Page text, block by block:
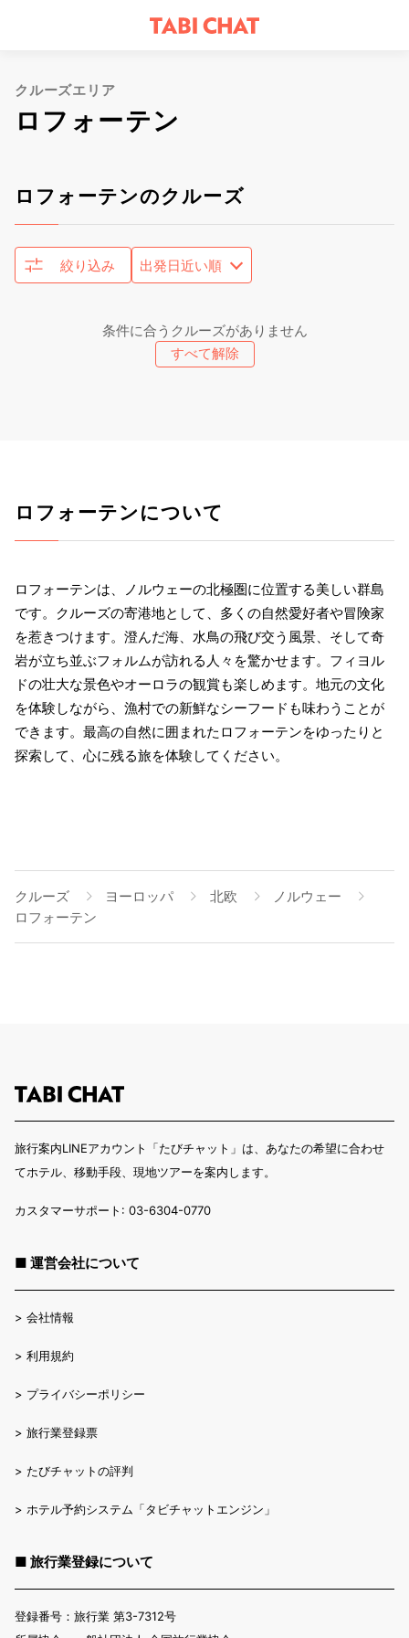
クルーズエリア
ロフォーテン
ロフォーテンのクルーズ
絞り込み
条件に合うクルーズがありません
すべて解除
ロフォーテンについて
ロフォーテンは、ノルウェーの北極圏に位置する美しい群島
です。クルーズの寄港地として、多くの自然愛好者や冒険家
を惹きつけます。澄んだ海、水鳥の飛び交う風景、そして奇
岩が立ち並ぶフォルムが訪れる人々を驚かせます。フィヨル
ドの壮大な景色やオーロラの観賞も楽しめます。地元の文化
を体験しながら、漁村での新鮮なシーフードも味わうことが
できます。最高の自然に囲まれたロフォーテンをゆったりと
探索して、心に残る旅を体験してください。
クルーズ ヨーロッパ 北欧
ノルウェー
ロフォーテン
旅行案内LINEアカウント「たびチャット」は、あなたの希望に合わせ
てホテル、移動手段、現地ツアーを案内します。
カスタマーサポート: 03-6304-0770
■ 運営会社について
> 会社情報
> 利用規約
> プライバシーポリシー
> 旅行業登録票
> たびチャットの評判
> ホテル予約システム「タビチャットエンジン」
■ 旅行業登録について
登録番号：旅行業 第3-7312号